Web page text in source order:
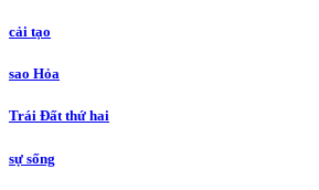
cải tạo
sao Hỏa
Trái Đất thứ hai
sự sống